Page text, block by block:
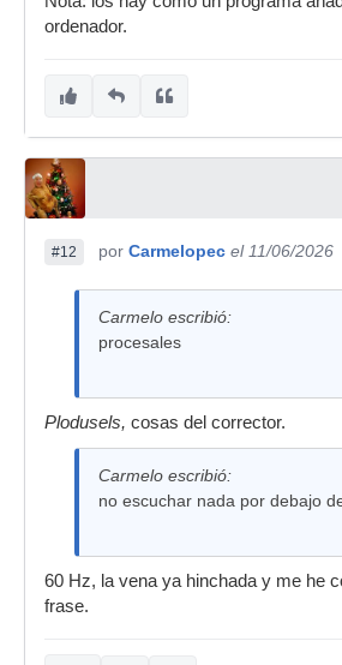
ordenador.
#12 por Carmelopec el 11/06/2026
Carmelo escribió:
procesales
Plodusels, cosas del corrector.
Carmelo escribió:
no escuchar nada por debajo
60 Hz, la vena ya hinchada y me he
frase.